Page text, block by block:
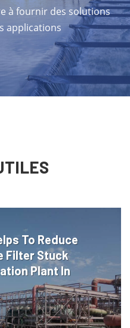
à fournir des solutions
applications
To Reduce
Filter Stuck
Plant In